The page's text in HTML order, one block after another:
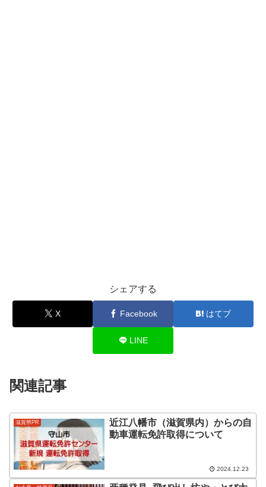
シェアする
X Facebook はてブ
LINE
関連記事
滋賀県PR
近江八幡市（滋賀県内）からの自
動車運転免許取得について
2024.12.23